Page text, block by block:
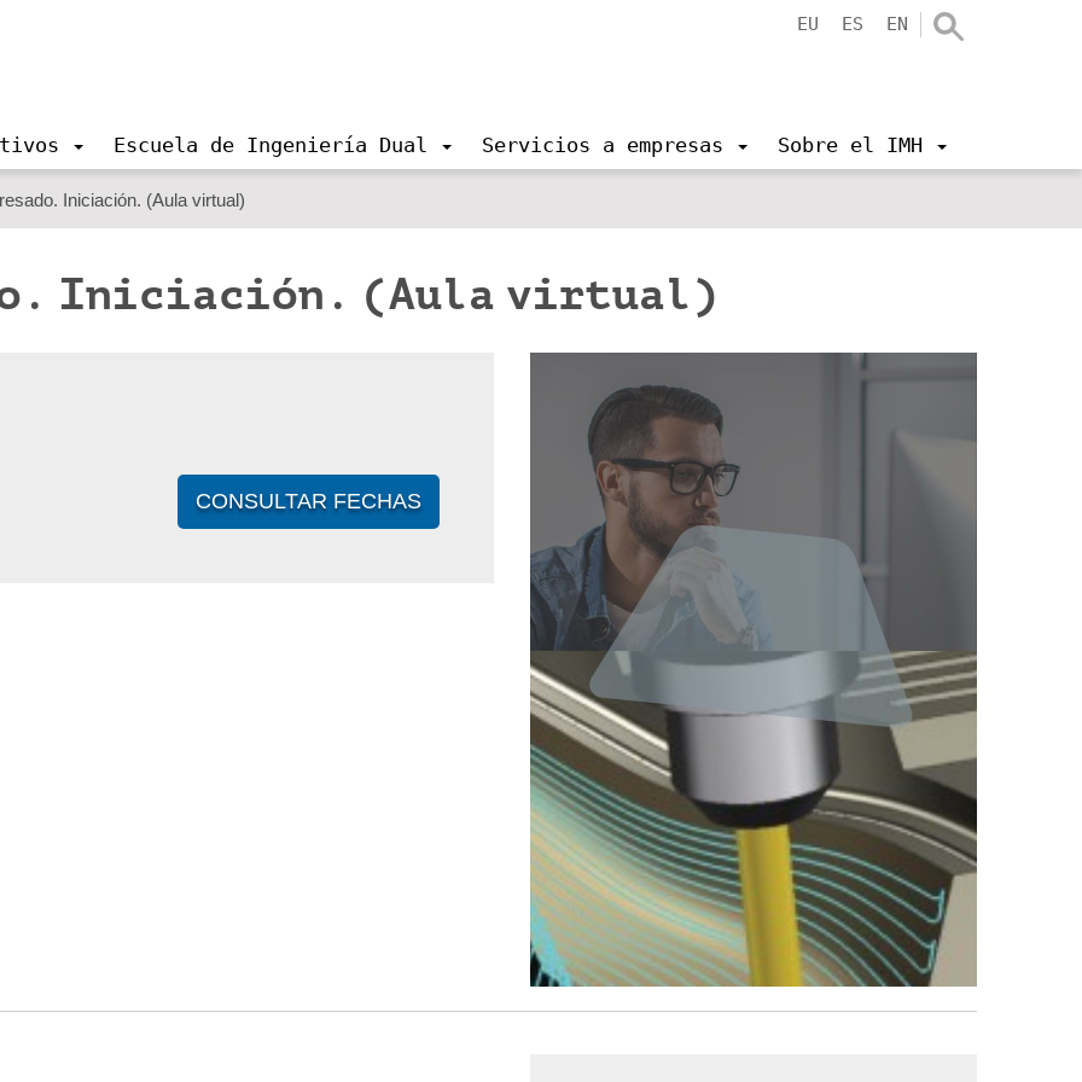
EU ES EN
Escuela de Ingeniería Dual Servicios a empresas Sobre el IMH
Iniciación. (Aula virtual)
Iniciación. (Aula virtual)
CONSULTAR FECHAS